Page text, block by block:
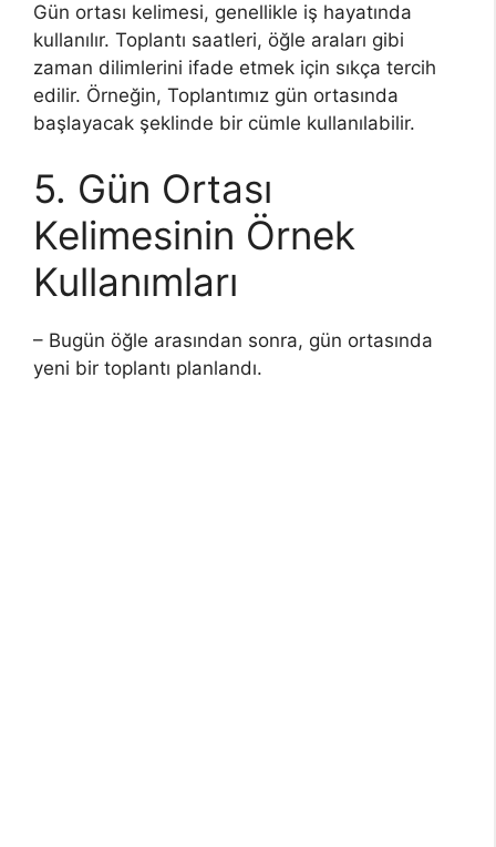
Gün ortası kelimesi, genellikle iş hayatında
kullanılır. Toplantı saatleri, öğle araları gibi
zaman dilimlerini ifade etmek için sıkça tercih
edilir. Örneğin, Toplantımız gün ortasında
başlayacak şeklinde bir cümle kullanılabilir.
5. Gün Ortası
Kelimesinin Örnek
Kullanımları
– Bugün öğle arasından sonra, gün ortasında
yeni bir toplantı planlandı.